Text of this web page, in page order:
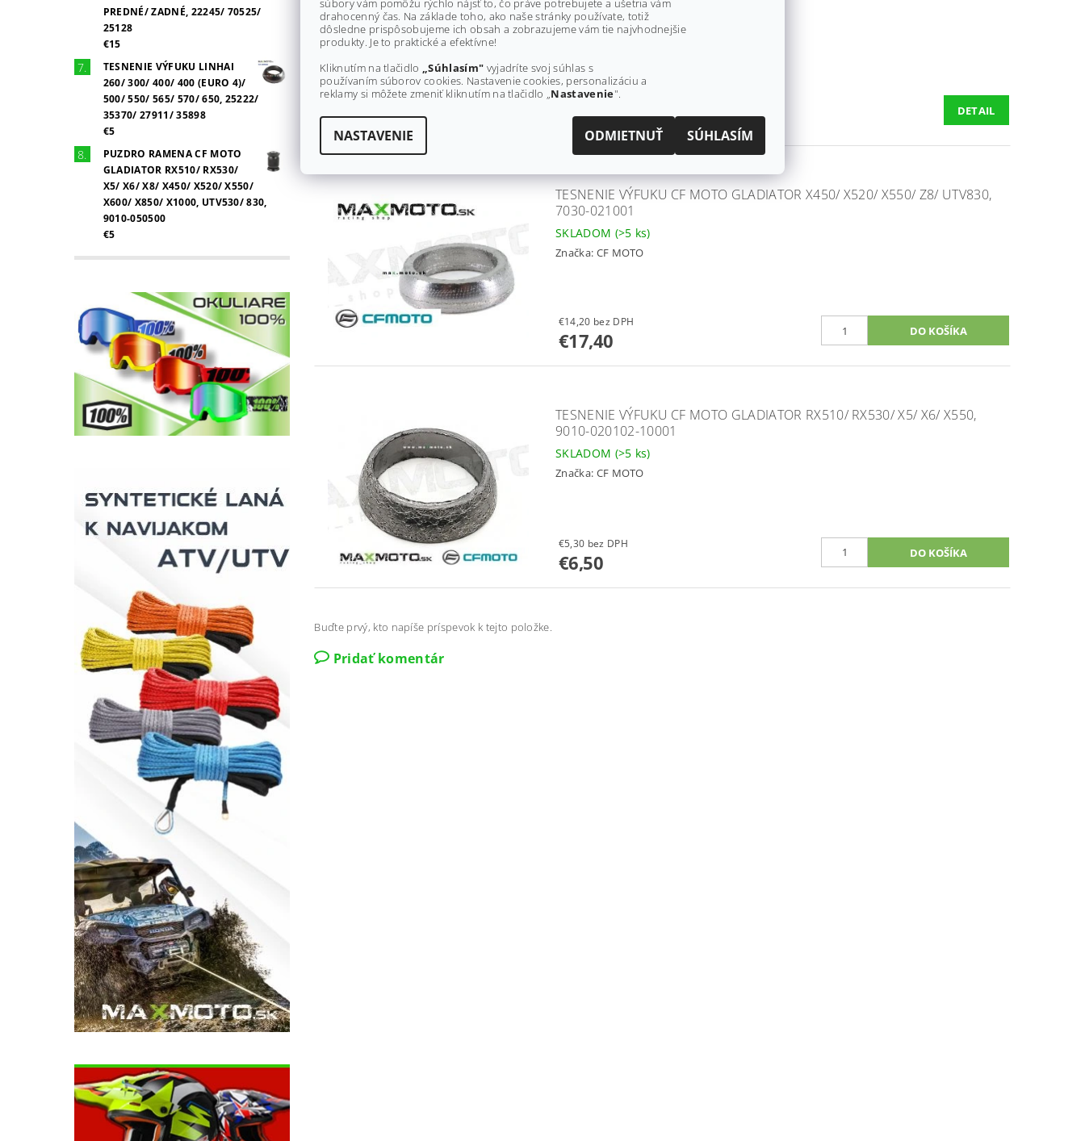
PREDNÉ/ ZADNÉ, 22245/ 70525/
25128
€15
TESNENIE VÝFUKU LINHAI
260/ 300/ 400/ 400 (EURO 4)/
500/ 550/ 565/ 570/ 650, 25222/
35370/ 27911/ 35898
€5
PUZDRO RAMENA CF MOTO
GLADIATOR RX510/ RX530/
X5/ X6/ X8/ X450/ X520/ X550/
X600/ X850/ X1000, UTV530/ 830,
9010-050500
€5
SKLADOM(4 ks)
Značka:BRONCO
Ušetríte
od €40,70 bez DPH
€50,10 DETAIL
TESNENIE VÝFUKU CF MOTO GLADIATOR X450/ X520/ X550/ Z8/ UTV830,
7030-021001
SKLADOM (>5 ks)
Značka: CF MOTO
€14,20 bez DPH
€17,40
TESNENIE VÝFUKU CF MOTO GLADIATOR RX510/ RX530/ X5/ X6/ X550,
9010-020102-10001
SKLADOM (>5 ks)
Značka: CF MOTO
€5,30 bez DPH
€6,50
Buďte prvý, kto napíše príspevok k tejto položke.
Pridať komentár
súbory vám pomôžu rýchlo nájsť to, čo práve potrebujete a ušetria vám
drahocenný čas. Na základe toho, ako naše stránky používate, totiž
dôsledne prispôsobujeme ich obsah a zobrazujeme vám tie najvhodnejšie
produkty. Je to praktické a efektívne!
Kliknutím na tlačidlo „Súhlasím" vyjadríte svoj súhlas s
používaním súborov cookies. Nastavenie cookies, personalizáciu a
reklamy si môžete zmeniť kliknutím na tlačidlo „Nastavenie".
NASTAVENIE ODMIETNUŤ SÚHLASÍM